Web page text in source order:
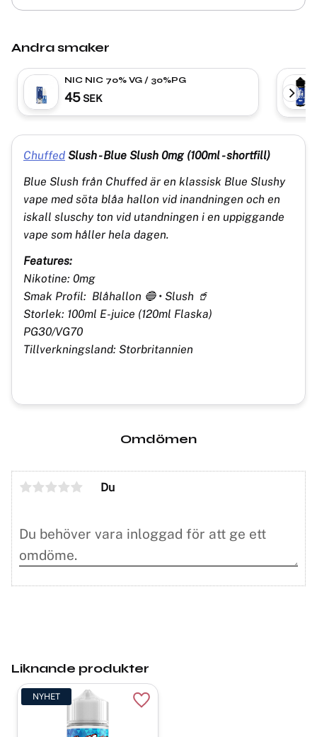
Andra smaker
NIC NIC 70% VG / 30%PG
45 SEK
Chuffed Slush - Blue Slush 0mg (100ml - shortfill)
Blue Slush från Chuffed är en klassisk Blue Slushy
vape med söta blåa hallon vid inandningen och en
iskall sluschy ton vid utandningen i en uppiggande
vape som håller hela dagen.
Features:
Nikotine: 0mg
Smak Profil: Blåhallon 🔵 • Slush 🥤
Storlek: 100ml E-juice (120ml Flaska)
PG30/VG70
Tillverkningsland: Storbritannien
Omdömen
Du
Liknande produkter
NYHET
Lägg till i favoriter